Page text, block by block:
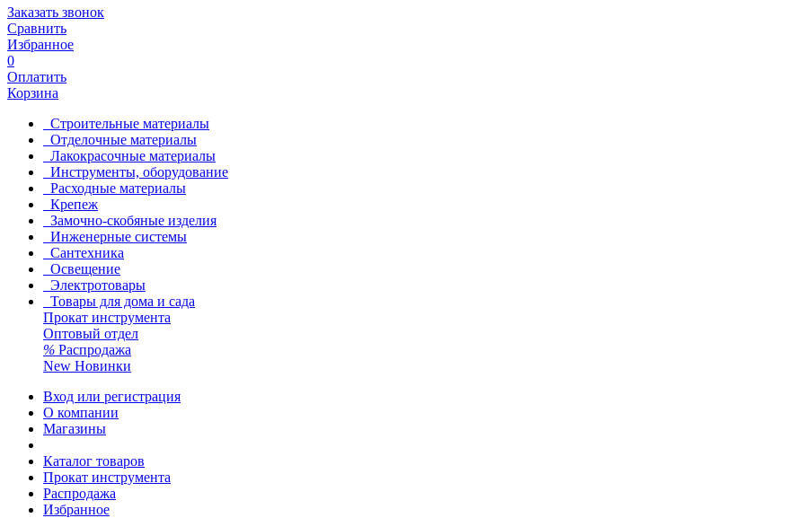
Заказать звонок
Сравнить
Избранное
0
Оплатить
Корзина
Строительные материалы
Отделочные материалы
Лакокрасочные материалы
Инструменты, оборудование
Расходные материалы
Крепеж
Замочно-скобяные изделия
Инженерные системы
Сантехника
Освещение
Электротовары
Товары для дома и сада
Прокат инструмента
Оптовый отдел
% Распродажа
New Новинки
Вход или регистрация
О компании
Магазины
Каталог товаров
Прокат инструмента
Распродажа
Избранное